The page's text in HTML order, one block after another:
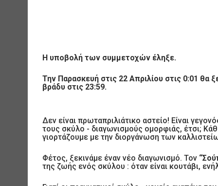
Η υποβολή των συμμετοχών έληξε.
Την Παρασκευή στις 22 Απριλίου στις 0:01 θα
βράδυ στις 23:59.
Δεν είναι πρωταπριλιάτικο αστείο! Είναι
τους σκύλο - διαγωνισμούς ομορφιάς, έτσι;
γιορτάζουμε με την διοργάνωση των
Φέτος, ξεκινάμε έναν νέο διαγωνισμό. Τον
της ζωής ενός σκύλου : όταν είναι κουτάβι,